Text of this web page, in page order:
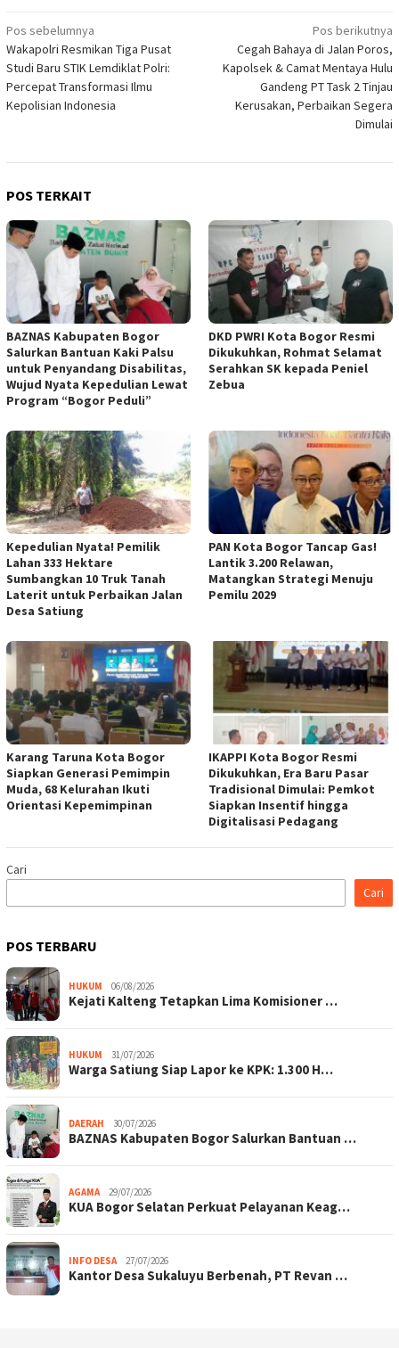
Navigasi
pos
Pos sebelumnya
Wakapolri Resmikan Tiga Pusat
Studi Baru STIK Lemdiklat Polri:
Percepat Transformasi Ilmu
Kepolisian Indonesia
Pos berikutnya
Cegah Bahaya di Jalan Poros,
Kapolsek & Camat Mentaya Hulu
Gandeng PT Task 2 Tinjau
Kerusakan, Perbaikan Segera
Dimulai
POS TERKAIT
BAZNAS Kabupaten Bogor
Salurkan Bantuan Kaki Palsu
untuk Penyandang Disabilitas,
Wujud Nyata Kepedulian Lewat
Program “Bogor Peduli”
DKD PWRI Kota Bogor Resmi
Dikukuhkan, Rohmat Selamat
Serahkan SK kepada Peniel
Zebua
Kepedulian Nyata! Pemilik
Lahan 333 Hektare
Sumbangkan 10 Truk Tanah
Laterit untuk Perbaikan Jalan
Desa Satiung
PAN Kota Bogor Tancap Gas!
Lantik 3.200 Relawan,
Matangkan Strategi Menuju
Pemilu 2029
Karang Taruna Kota Bogor
Siapkan Generasi Pemimpin
Muda, 68 Kelurahan Ikuti
Orientasi Kepemimpinan
IKAPPI Kota Bogor Resmi
Dikukuhkan, Era Baru Pasar
Tradisional Dimulai: Pemkot
Siapkan Insentif hingga
Digitalisasi Pedagang
Cari
Cari
POS TERBARU
HUKUM 06/08/2026
Kejati Kalteng Tetapkan Lima Komisioner …
HUKUM 31/07/2026
Warga Satiung Siap Lapor ke KPK: 1.300 H…
DAERAH 30/07/2026
BAZNAS Kabupaten Bogor Salurkan Bantuan …
AGAMA 29/07/2026
KUA Bogor Selatan Perkuat Pelayanan Keag…
INFO DESA 27/07/2026
Kantor Desa Sukaluyu Berbenah, PT Revan …